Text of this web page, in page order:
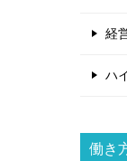
経
ハ
働き